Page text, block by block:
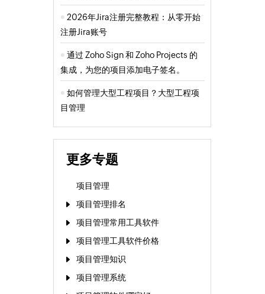
2026年Jira注册完整教程：从零开始
注册Jira账号
通过 Zoho Sign 和 Zoho Projects 的
集成，为您的项目添加电子签名。
如何管理大型工程项目？大型工程项
目管理
更多专题
项目管理
项目管理排名
项目管理常用工具软件
项目管理工具软件价格
项目管理知识
项目管理系统